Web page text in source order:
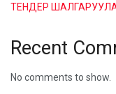
ТЕНДЕР
Recent
No comments to show.